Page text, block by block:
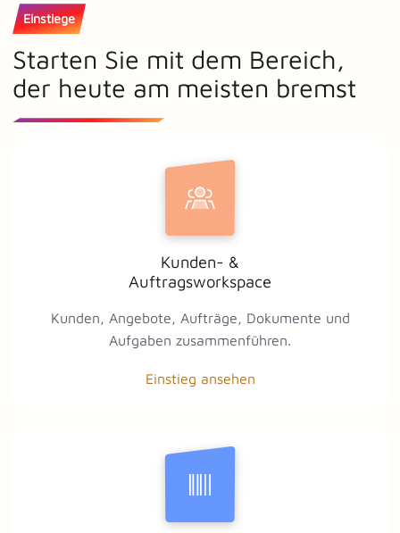
Einstiege
Starten Sie mit dem Bereich,
der heute am meisten bremst
Kunden- &
Auftragsworkspace
Kunden, Angebote, Aufträge, Dokumente und
Aufgaben zusammenführen.
Einstieg ansehen